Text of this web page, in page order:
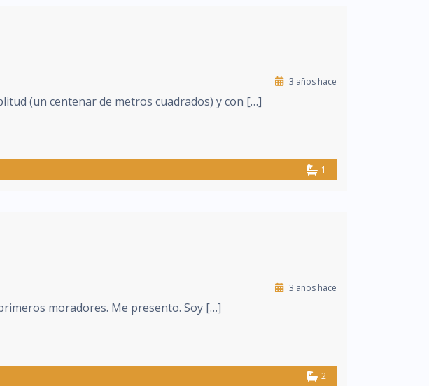
3 años hace
(un centenar de metros cuadrados) y con […]
1
3 años hace
moradores. Me presento. Soy […]
2